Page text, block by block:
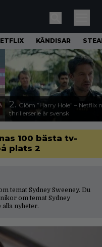
KÄNDISAR
2. Glöm ”Harry Hole” – Netflix
thrillerserie är svensk
100 bästa tv-
plats 2
temat Sydney Sweeney. Du
om temat Sydney
alla nyheter.